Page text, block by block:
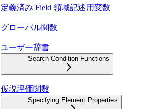
定義済み Field 領域記述用変数
グローバル関数
ユーザー辞書
Search Condition Functions
仮説評価関数
Specifying Element Properties